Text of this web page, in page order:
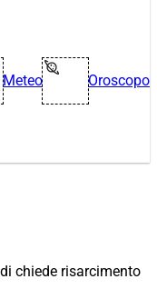
Meteo Oroscopo
chiede risarcimento